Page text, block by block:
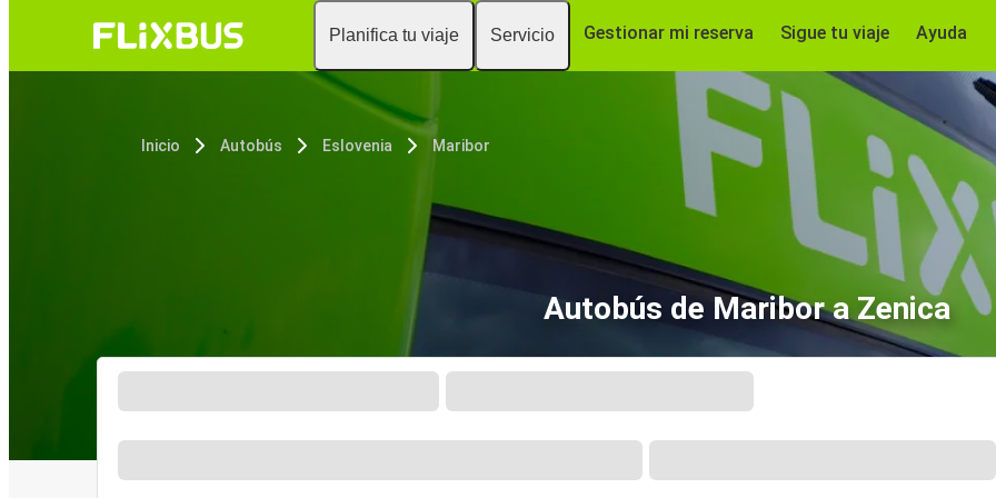
Planifica tu viaje Servicio Gestionar mi reserva Sigue tu viaje Ayuda
Inicio Autobús Eslovenia Maribor
Autobús de Maribor a Zenica